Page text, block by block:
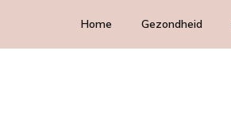
Home Gezondheid